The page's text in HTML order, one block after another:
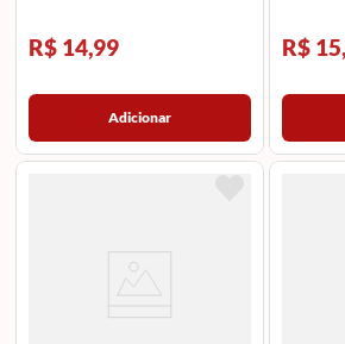
R$ 14,99
Adicionar
R$